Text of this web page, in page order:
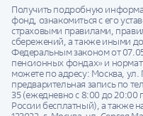
Получить подробную
фонд, ознакомиться с его
страховыми правилами,
сбережений, а также иными
Федеральным законом от
пенсионных фондах» и
можете по адресу: Москва, ул.
предварительная запись по
35 (ежедневно с 8:00 до 20:00
России бесплатный), а также